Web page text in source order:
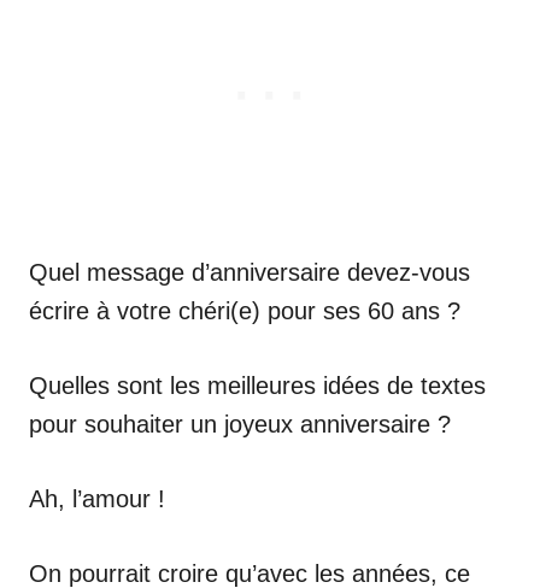
Quel message d’anniversaire devez-vous
écrire à votre chéri(e) pour ses 60 ans ?
Quelles sont les meilleures idées de textes
pour souhaiter un joyeux anniversaire ?
Ah, l’amour !
On pourrait croire qu’avec les années, ce